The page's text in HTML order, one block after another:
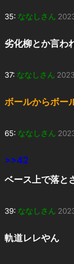
35: ななしさん
劣化柳とか言わ
37: ななしさん
ボールからボー
65: ななしさん
>>42
ベース上で落と
39: ななしさん
軌道レレやん